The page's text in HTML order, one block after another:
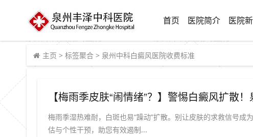
首页 医院简介 医院
主页 > 标签聚合 > 泉州中科白癜风医院收费标准
【梅雨季皮肤“闹情绪”？】警惕白癜风扩散
梅雨季湿热难耐，白斑也易“躁动”扩散。别让皮肤的求救信号
估与个性干预，助您有效遏制...